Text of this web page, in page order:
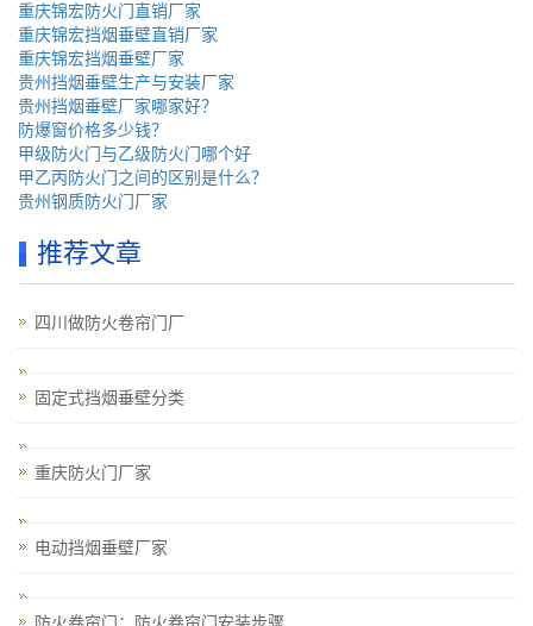
重庆锦宏防火门直销厂家
重庆锦宏挡烟垂壁直销厂家
重庆锦宏挡烟垂壁厂家
贵州挡烟垂壁生产与安装厂家
贵州挡烟垂壁厂家哪家好？
防爆窗价格多少钱？
甲级防火门与乙级防火门哪个好
甲乙丙防火门之间的区别是什么？
贵州钢质防火门厂家
推荐文章
四川做防火卷帘门厂
固定式挡烟垂壁分类
重庆防火门厂家
电动挡烟垂壁厂家